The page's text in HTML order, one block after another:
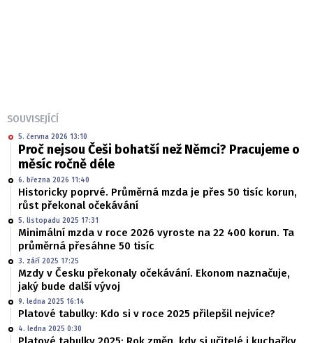
SOUVISEJÍCÍ
5. června 2026 13:10
Proč nejsou Češi bohatší než Němci? Pracujeme o
měsíc ročně déle
6. března 2026 11:40
Historicky poprvé. Průměrná mzda je přes 50 tisíc korun,
růst překonal očekávání
5. listopadu 2025 17:31
Minimální mzda v roce 2026 vyroste na 22 400 korun. Ta
průměrná přesáhne 50 tisíc
3. září 2025 17:25
Mzdy v Česku překonaly očekávání. Ekonom naznačuje,
jaký bude další vývoj
9. ledna 2025 16:14
Platové tabulky: Kdo si v roce 2025 přilepšil nejvíce?
4. ledna 2025 0:30